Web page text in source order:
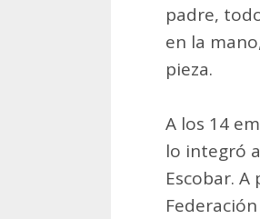
padre,
en la
pieza.
A los 14
lo integró
Escobar.